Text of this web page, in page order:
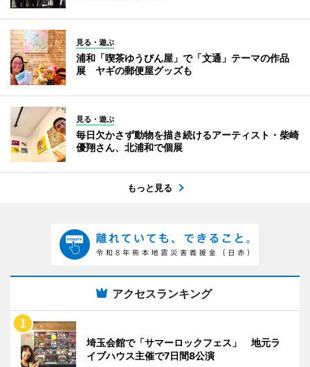
見る・遊ぶ
浦和「喫茶ゆうびん屋」で「文通」テーマの作品
展 ヤギの郵便屋グッズも
見る・遊ぶ
毎日欠かさず動物を描き続けるアーティスト・柴崎
優翔さん、北浦和で個展
もっと見る
アクセスランキング
埼玉会館で「サマーロックフェス」 地元ラ
イブハウス主催で7日間8公演